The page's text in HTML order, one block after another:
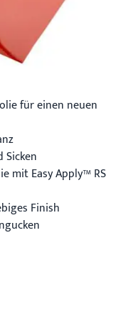
für einen neuen
mit Easy Apply™ RS
Finish